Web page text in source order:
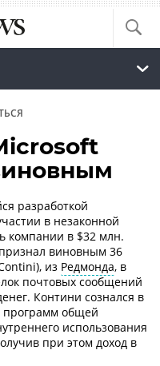
разработкой
в незаконной
компании в $32 млн.
виновным 36
из Редмонда, в
почтовых сообщений
Контини сознался в
программ общей
использования
при этом доход в